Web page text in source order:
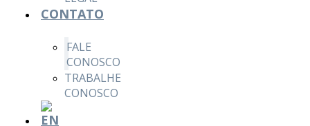
CONTATO
FALE
CONOSCO
TRABALHE
CONOSCO